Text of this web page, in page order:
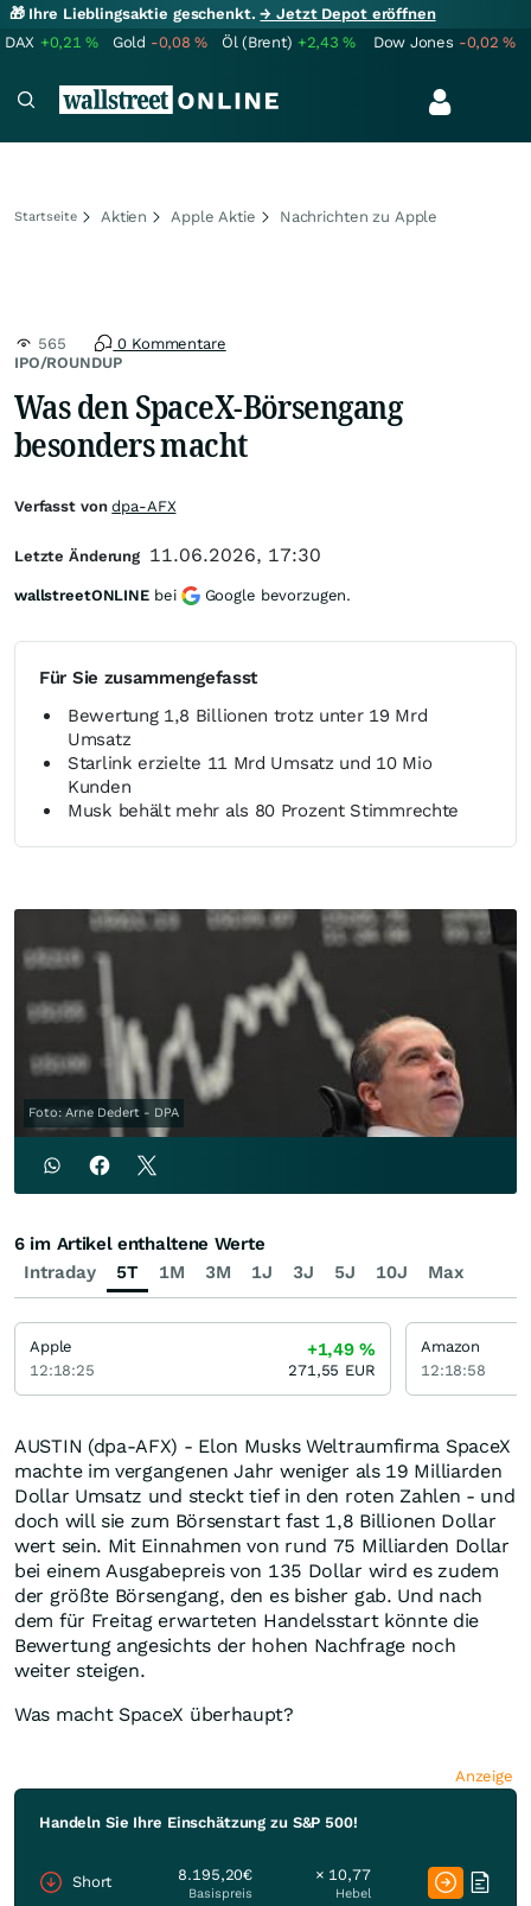
🎁 Ihre Lieblingsaktie geschenkt.→ Jetzt Depot eröffnen
DAX +0,21% Gold -0,08% Öl (Brent) +2,43% Dow Jones -0,02%
Startseite Aktien Apple Aktie Nachrichten zu Apple
IPO/ROUNDUP
565 0 Kommentare
Was den SpaceX-Börsengang
besonders macht
Für Sie zusammengefasst
Bewertung 1,8 Billionen trotz unter 19 Mrd
Umsatz
Starlink erzielte 11 Mrd Umsatz und 10 Mio
Kunden
Musk behält mehr als 80 Prozent Stimmrechte
Foto: Arne Dedert - DPA
AUSTIN (dpa-AFX) - Elon Musks Weltraumfirma SpaceX
machte im vergangenen Jahr weniger als 19 Milliarden
Dollar Umsatz und steckt tief in den roten Zahlen - und
doch will sie zum Börsenstart fast 1,8 Billionen Dollar
wert sein. Mit Einnahmen von rund 75 Milliarden Dollar
bei einem Ausgabepreis von 135 Dollar wird es zudem
der größte Börsengang, den es bisher gab. Und nach
dem für Freitag erwarteten Handelsstart könnte die
Bewertung angesichts der hohen Nachfrage noch
weiter steigen.
Was macht SpaceX überhaupt?
Anzeige
Handeln Sie Ihre Einschätzung zu S&P 500!
Short 8.195,20€
Basispreis
× 10,77
Hebel
Verfasst vondpa-AFX
Letzte Änderung 11.06.2026, 17:30
wallstreetONLINE bei Google bevorzugen.
Intraday 5T 1M 3M 1J 3J 5J 10J Max
6 im Artikel enthaltene Werte
Apple
12:18:25
+1,49%
271,55 EUR
Amazon
12:18:58